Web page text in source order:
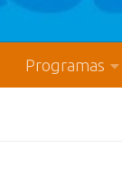
Programas